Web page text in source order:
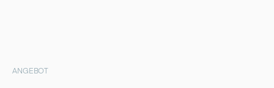
ANGEBOT